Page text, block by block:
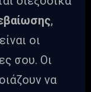
,
οι
σου. Οι
να